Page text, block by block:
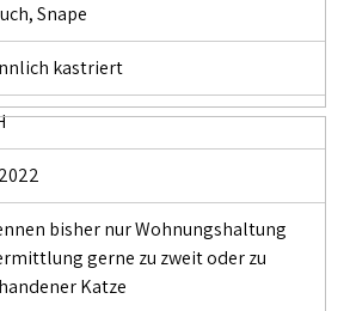
Snape
kastriert
bisher nur Wohnungshaltung
gerne zu zweit oder zu
Katze